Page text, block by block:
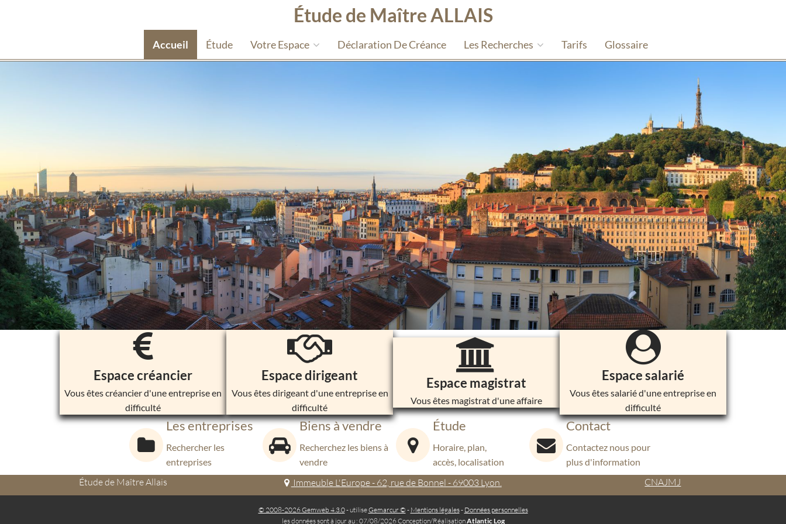
Étude de Maître ALLAIS
Accueil Étude Votre Espace Déclaration De Créance Les Recherches Tarifs Glossaire
Espace créancier
Vous êtes créancier d'une entreprise en
difficulté
Espace dirigeant
Vous êtes dirigeant d'une entreprise en
difficulté
Espace magistrat
Vous êtes magistrat d'une affaire
Espace salarié
Vous êtes salarié d'une entreprise en
difficulté
Les entreprises
Rechercher les
entreprises
Biens à vendre
Recherchez les biens à
vendre
Étude
Horaire, plan,
accès, localisation
Contact
Contactez nous pour
plus d'information
Étude de Maître Allais Immeuble L'Europe - 62, rue de Bonnel - 69003 Lyon. CNAJMJ
© 2008-2026 Gemweb 4.3.0- utiliseGemarcur © - Mentions légales- Données personnelles
les données sont à jour au : 07/08/2026 Conception/RéalisationAtlantic Log